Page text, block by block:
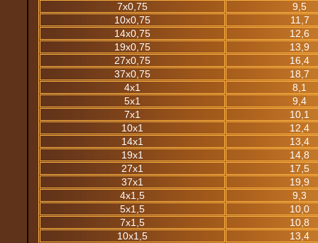
7х0,75
9,5
10х0,75
11,7
14х0,75
12,6
19х0,75
13,9
27х0,75
16,4
37х0,75
18,7
4х1
8,1
5х1
9,4
7х1
10,1
10х1
12,4
14х1
13,4
19х1
14,8
27х1
17,5
37х1
19,9
4х1,5
9,3
5х1,5
10,0
7х1,5
10,8
10х1,5
13,4